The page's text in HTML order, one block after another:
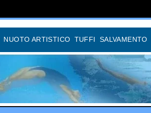
NUOTO ARTISTICO TUFFI SALVAMENTO